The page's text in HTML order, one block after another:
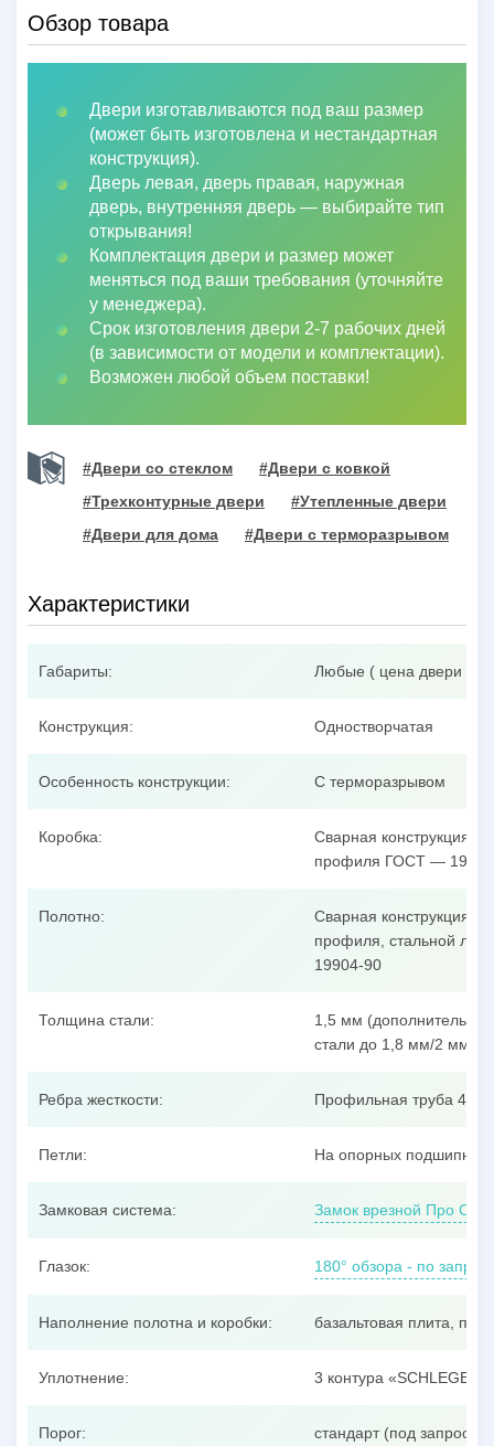
Обзор товара
Двери изготавливаются под ваш размер
(может быть изготовлена и нестандартная
конструкция).
Дверь левая, дверь правая, наружная
дверь, внутренняя дверь — выбирайте тип
открывания!
Комплектация двери и размер может
меняться под ваши требования (уточняйте
у менеджера).
Срок изготовления двери 2-7 рабочих дней
(в зависимости от модели и комплектации).
Возможен любой объем поставки!
#Двери со стеклом
#Двери с ковкой
#Трехконтурные двери
#Утепленные двери
#Двери для дома
#Двери с терморазрывом
Характеристики
Габариты: Любые ( цена двери
Конструкция: Одностворчатая
Особенность конструкции: С терморазрывом
Коробка:
Сварная конструкция из
профиля ГОСТ —
Полотно:
Сварная конструкция из
профиля, стальной
19904-90
Толщина стали:
1,5 мм
стали до 1,8 мм/2 мм/3
Ребра жесткости: Профильная труба
Петли: На опорных
Замковая система: Замок врезной Про Сам
Глазок: 180° обзора - по
Наполнение полотна и коробки: базальтовая плита,
Уплотнение: 3 контура «SCHLEGEL»
Порог: стандарт (под запрос –